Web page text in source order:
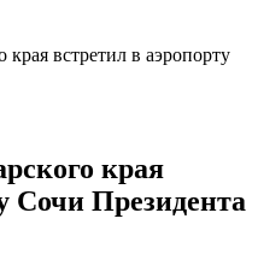
края встретил в аэропорту
края
Сочи Президента